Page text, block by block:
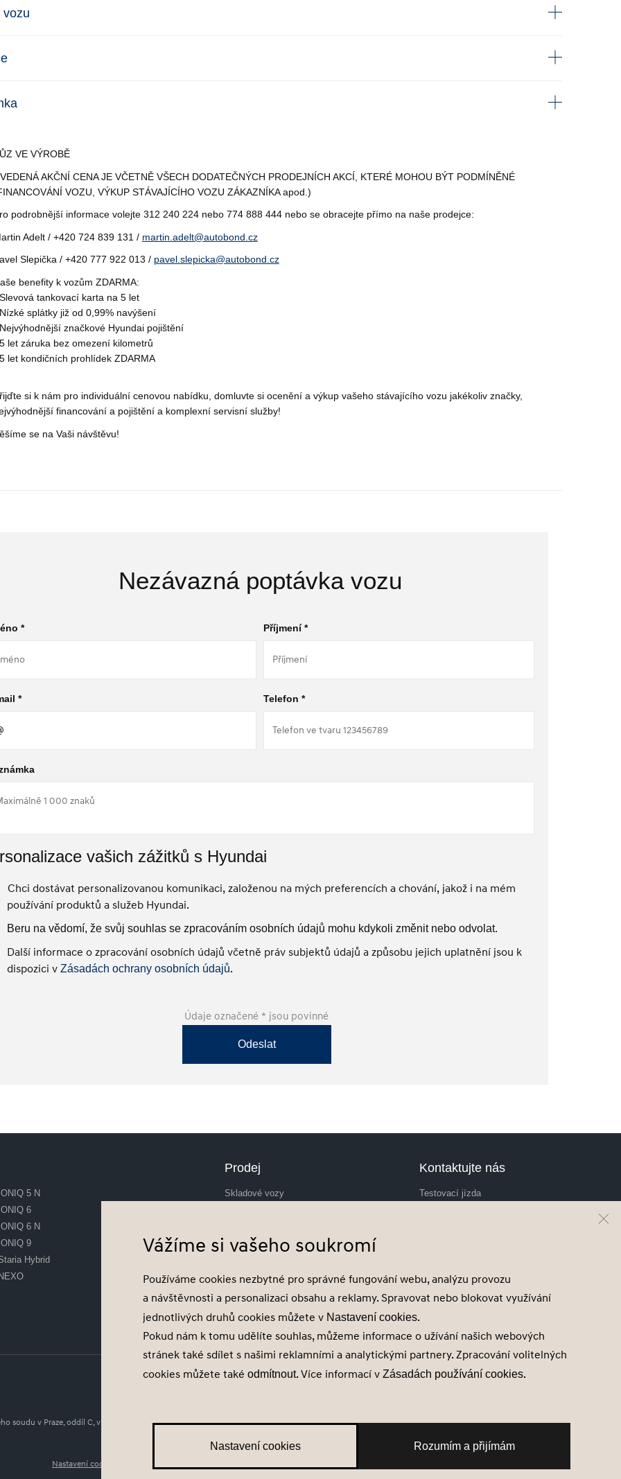
vozu
VE VÝROBĚ
AKČNÍ CENA JE VČETNĚ VŠECH DODATEČNÝCH PRODEJNÍCH AKCÍ, KTERÉ MOHOU BÝT PODMÍNĚNÉ
VOZU, VÝKUP STÁVAJÍCÍHO VOZU ZÁKAZNÍKA apod.)
podrobnější informace volejte 312 240 224 nebo 774 888 444 nebo se obracejte přímo na naše prodejce:
Adelt / +420 724 839 131 / martin.adelt@autobond.cz
Slepička / +420 777 922 013 / pavel.slepicka@autobond.cz
benefity k vozům ZDARMA:
tankovací karta na 5 let
splátky již od 0,99% navýšení
značkové Hyundai pojištění
let záruka bez omezení kilometrů
let kondičních prohlídek ZDARMA
si k nám pro individuální cenovou nabídku, domluvte si ocenění a výkup vašeho stávajícího vozu jakékoliv značky,
financování a pojištění a komplexní servisní služby!
se na Vaši návštěvu!
Nezávazná poptávka vozu
* Příjmení *
* Telefon *
vašich zážitků s Hyundai
Chci dostávat personalizovanou komunikaci, založenou na mých preferencích a chování, jakož i na mém
používání produktů a služeb Hyundai.
Beru na vědomí, že svůj souhlas se zpracováním osobních údajů mohu kdykoli změnit nebo odvolat.
Další informace o zpracování osobních údajů včetně práv subjektů údajů a způsobu jejich uplatnění jsou k
dispozici v Zásadách ochrany osobních údajů.
Údaje označené * jsou povinné
Odeslat
5 N
6
6 N
9
Hybrid
Prodej
Skladové vozy
Financování vozu
Konfigurátor
Konfigurátor
Kontaktujte nás
Testovací jízda
soudu v Praze, oddíl C, vložka 251310, IČ
Nastavení cookies
Vážíme si vašeho soukromí
Používáme cookies nezbytné pro správné fungování webu, analýzu provozu
a návštěvnosti a personalizaci obsahu a reklamy. Spravovat nebo blokovat využívání
jednotlivých druhů cookies můžete v Nastavení cookies.
Pokud nám k tomu udělíte souhlas, můžeme informace o užívání našich webových
stránek také sdílet s našimi reklamními a analytickými partnery. Zpracování volitelných
cookies můžete také odmítnout. Více informací v Zásadách používání cookies.
Nastavení cookies Rozumím a přijímám